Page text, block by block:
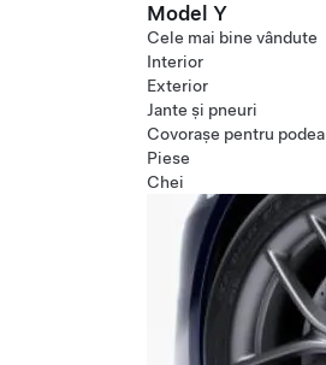
Model Y
Cele mai bine vândute
Interior
Exterior
Jante și pneuri
Covorașe pentru podea
Piese
Chei